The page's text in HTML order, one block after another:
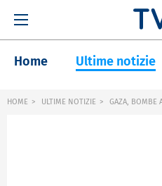
Home Ultime notizie
HOME ULTIME NOTIZIE GAZA, BOMBE